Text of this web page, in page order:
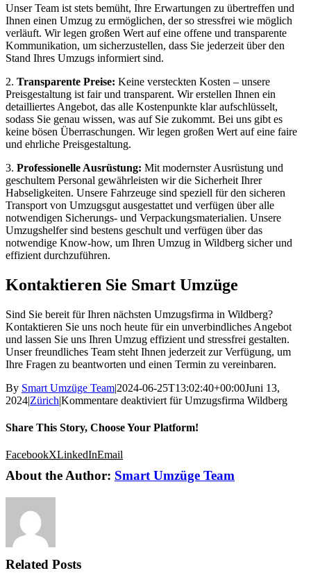
Unser Team ist stets bemüht, Ihre Erwartungen zu übertreffen und
Ihnen einen Umzug zu ermöglichen, der so stressfrei wie möglich
verläuft. Wir legen großen Wert auf eine offene und transparente
Kommunikation, um sicherzustellen, dass Sie jederzeit über den
Stand Ihres Umzugs informiert sind.
2. Transparente Preise: Keine versteckten Kosten – unsere
Preisgestaltung ist fair und transparent. Wir erstellen Ihnen ein
detailliertes Angebot, das alle Kostenpunkte klar aufschlüsselt,
sodass Sie genau wissen, was auf Sie zukommt. Bei uns gibt es
keine bösen Überraschungen. Wir legen großen Wert auf eine faire
und ehrliche Preisgestaltung.
3. Professionelle Ausrüstung: Mit modernster Ausrüstung und
geschultem Personal gewährleisten wir die Sicherheit Ihrer
Habseligkeiten. Unsere Fahrzeuge sind speziell für den sicheren
Transport von Umzugsgut ausgestattet und verfügen über alle
notwendigen Sicherungs- und Verpackungsmaterialien. Unsere
Umzugshelfer sind bestens geschult und verfügen über das
notwendige Know-how, um Ihren Umzug in Wildberg sicher und
effizient durchzuführen.
Kontaktieren Sie Smart Umzüge
Sind Sie bereit für Ihren nächsten Umzugsfirma in Wildberg?
Kontaktieren Sie uns noch heute für ein unverbindliches Angebot
und lassen Sie uns Ihren Umzug effizient und stressfrei gestalten.
Unser freundliches Team steht Ihnen jederzeit zur Verfügung, um
Ihre Fragen zu beantworten und einen Termin zu vereinbaren.
By Smart Umzüge Team|2024-06-25T13:02:40+00:00Juni 13,
2024|Zürich|Kommentare deaktiviert für Umzugsfirma Wildberg
Share This Story, Choose Your Platform!
FacebookXLinkedInEmail
About the Author: Smart Umzüge Team
Related Posts